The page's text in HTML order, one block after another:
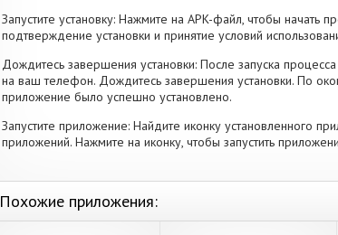
Запустите установку: Нажмите на APK-файл, чтобы начать
подтверждение установки и принятие условий
Дождитесь завершения установки: После запуска
на ваш телефон. Дождитесь завершения установки. По
приложение было успешно установлено.
Запустите приложение: Найдите иконку установленного
приложений. Нажмите на иконку, чтобы запустить
Похожие приложения: